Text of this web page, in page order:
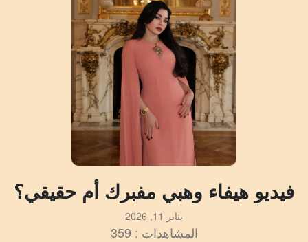
فيديو هيفاء وهبي مفبرك أم حقيقي؟
يناير 11, 2026
المشاهدات : 359